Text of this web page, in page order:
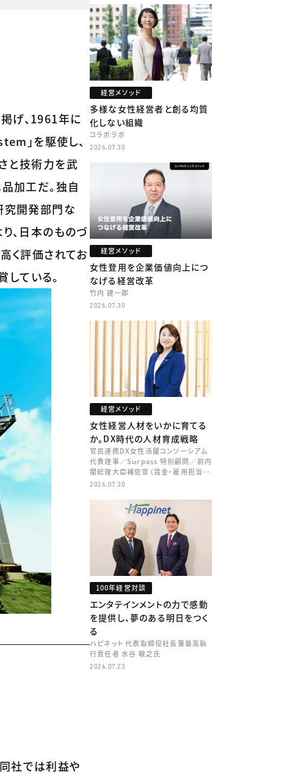
げ、1961年に
」を駆使し、
と技術力を武
加工だ。独自
究開発部門な
、日本のものづ
く評価されてお
ている。
社では利益や
経営メソッド
多様な女性経営者と創る均質
化しない組織
コラボラボ
2026.07.30
経営メソッド
女性登用を企業価値向上につ
なげる経営改革
竹内 建一郎
2026.07.30
経営メソッド
女性経営人材をいかに育てる
か。DX時代の人材育成戦略
官民連携DX女性活躍コンソーシアム
代表理事／Surpass 特別顧問／前内
閣総理大臣補佐官（賃金・雇用担当）
矢田 稚子
2026.07.30
100年経営対談
エンタテインメントの力で感動
を提供し、夢のある明日をつく
る
ハピネット 代表取締役社長兼最高執
行責任者 水谷 敏之氏
2026.07.23